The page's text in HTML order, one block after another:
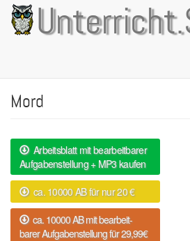
Direkt
zum
Inhalt
Mord
Arbeitsblatt mit bearbeitbarer
Aufgabenstellung + MP3 kaufen
ca. 10000 AB für nur 20 €
ca. 10000 AB mit bearbeit-
barer Aufgabenstellung für 29,99€